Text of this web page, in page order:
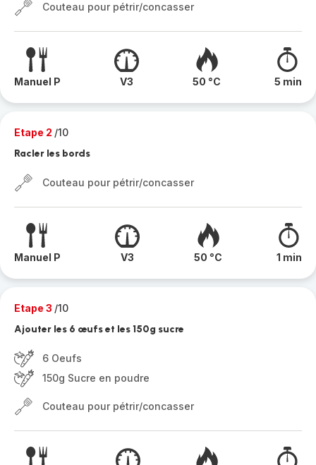
Couteau pour pétrir/concasser
Manuel P V3 50 °C 5 min
Etape 2 /10
Racler les bords
Couteau pour pétrir/concasser
Manuel P V3 50 °C 1 min
Etape 3 /10
Ajouter les 6 œufs et les 150g sucre
6 Oeufs
150g Sucre en poudre
Couteau pour pétrir/concasser